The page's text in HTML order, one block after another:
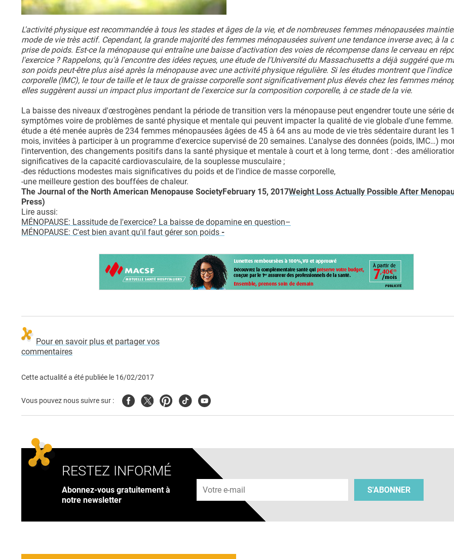
L'activité physique est recommandée à tous les stades et âges de la vie, et de nombreuses femmes ménopausées
mode de vie très actif. Cependant, la grande majorité des femmes ménopausées suivent une tendance inverse avec, à la
prise de poids. Est-ce la ménopause qui entraîne une baisse d'activation des voies de récompense dans le cerveau en
l'exercice ? Rappelons, qu'à l'encontre des idées reçues, une étude de l'Université du Massachusetts a déjà suggéré que
son poids peut-être plus aisé après la ménopause avec une activité physique régulière. Si les études montrent que l'indice
corporelle (IMC), le tour de taille et le taux de graisse corporelle sont significativement plus élevés chez les femmes
elles suggèrent aussi un impact plus important de l'exercice sur la composition corporelle, à ce stade de la vie.
La baisse des niveaux d'œstrogènes pendant la période de transition vers la ménopause peut engendrer toute une série
symptômes voire de problèmes de santé physique et mentale qui peuvent impacter la qualité de vie globale d'une femme.
étude a été menée auprès de 234 femmes ménopausées âgées de 45 à 64 ans au mode de vie très sédentaire durant les
mois, invitées à participer à un programme d'exercice supervisé de 20 semaines. L'analyse des données (poids, IMC…)
l'intervention, des changements positifs dans la santé physique et mentale à court et à long terme, dont : -des
significatives de la capacité cardiovasculaire, de la souplesse musculaire ;
-des réductions modestes mais significatives du poids et de l'indice de masse corporelle,
-une meilleure gestion des bouffées de chaleur.
The Journal of the North American Menopause SocietyFebruary 15, 2017Weight Loss Actually Possible After
Press)
Lire aussi:
MÉNOPAUSE: Lassitude de l'exercice? La baisse de dopamine en question–
MÉNOPAUSE: C'est bien avant qu'il faut gérer son poids -
Pour en savoir plus et partager vos
commentaires
Cette actualité a été publiée le 16/02/2017
Vous pouvez nous suivre sur : FacebookTwitterPinterest
TiktokYoutube
RESTEZ INFORMÉ
Abonnez-vous gratuitement à
notre newsletter
Adresse e-mail
S'ABONNER